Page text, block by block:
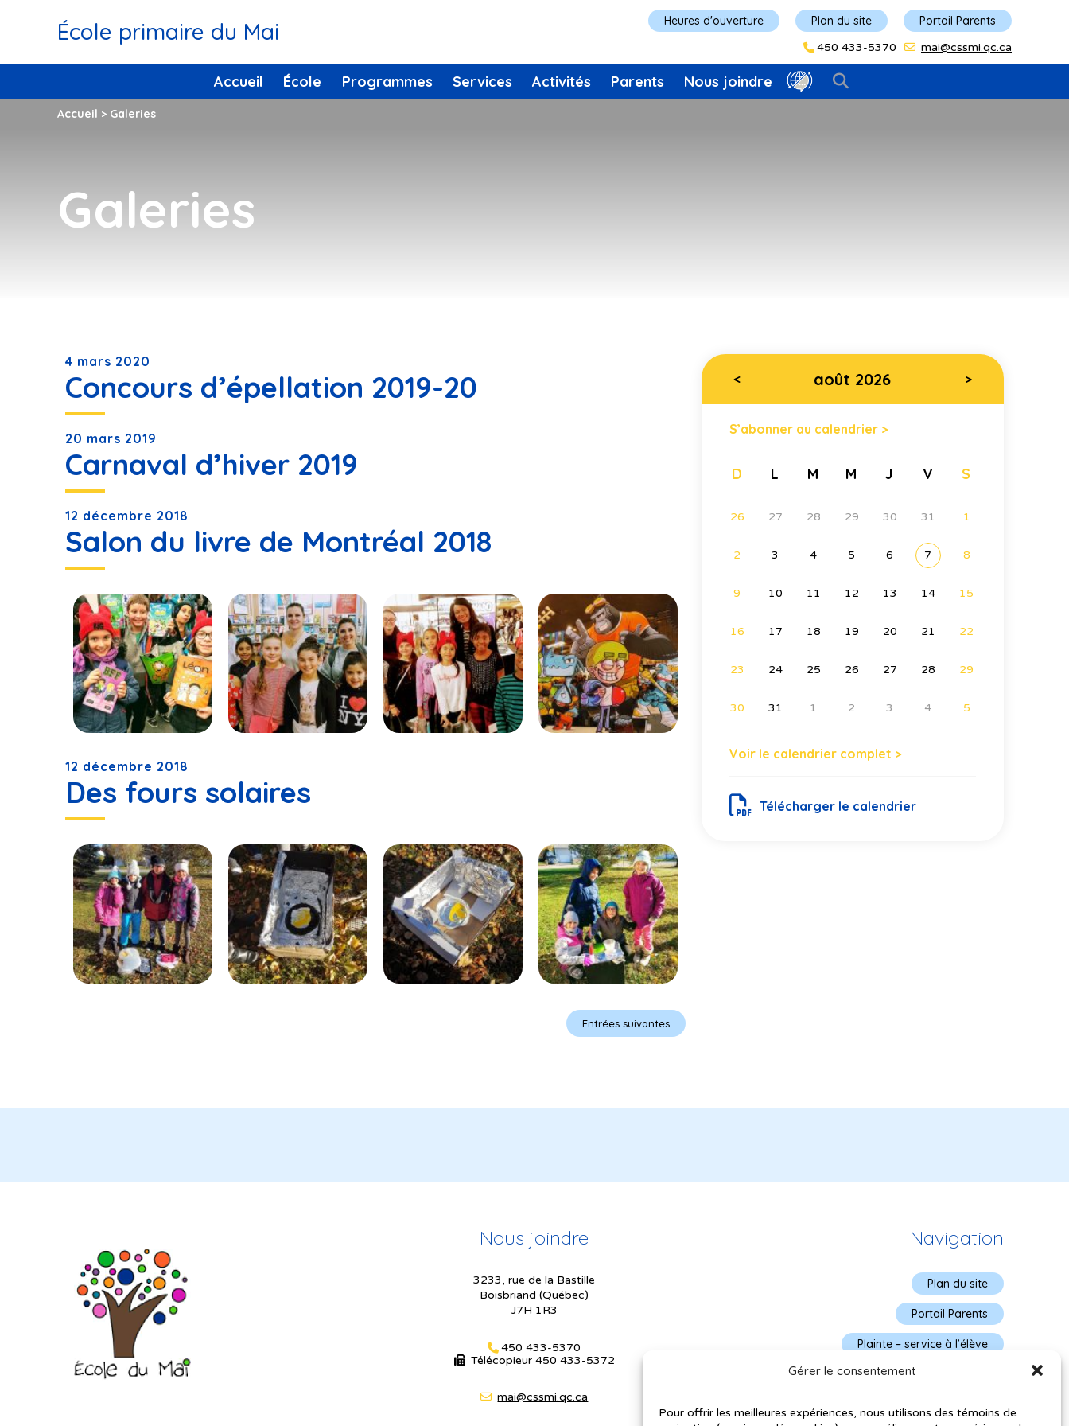
Gérer le consentement
Pour offrir les meilleures expériences, nous utilisons des témoins de
École primaire du Mai Plan du site Portail Parents
Heures d'ouverture
450 433-5370 mai@cssmi.qc.ca
Accueil École Programmes Services Activités Parents Nous joindre
Accueil > Galeries
Galeries
4 mars 2020
Concours d’épellation 2019-20
20 mars 2019
Carnaval d’hiver 2019
12 décembre 2018
Salon du livre de Montréal 2018
12 décembre 2018
Des fours solaires
Entrées suivantes
< août 2026 >
S’abonner au calendrier >
D L M M J V S
26 27 28 29 30 31 1
2 3 4 5 6 7 8
9 10 11 12 13 14 15
16 17 18 19 20 21 22
23 24 25 26 27 28 29
30 31 1 2 3 4 5
Voir le calendrier complet >
Télécharger le calendrier
Nous joindre
3233, rue de la Bastille
Boisbriand (Québec)
J7H 1R3
450 433-5370
Télécopieur 450 433-5372
mai@cssmi.qc.ca
Navigation
Plan du site
Portail Parents
Plainte – service à l’élève
Politique de confidentialité